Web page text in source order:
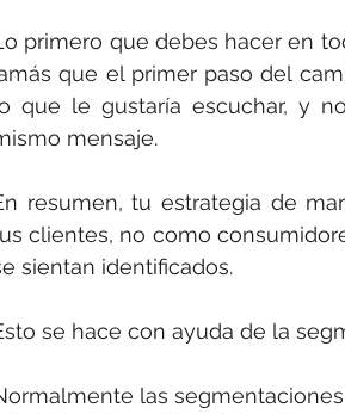
primero que debes hacer en
que el primer paso del
que le gustaría escuchar, y
mensaje.
resumen, tu estrategia de
clientes, no como
sientan identificados.
se hace con ayuda de la
las